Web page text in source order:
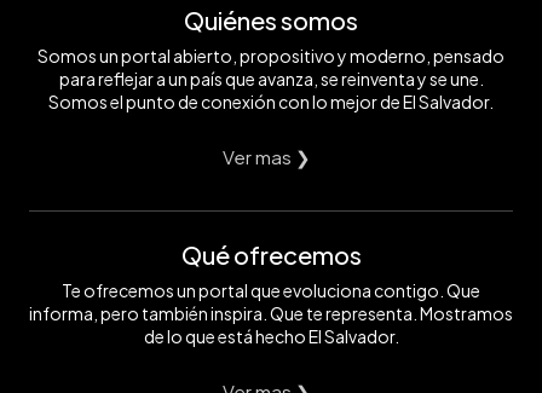
Quiénes somos
Somos un portal abierto, propositivo y moderno, pensado
para reflejar a un país que avanza, se reinventa y se une.
Somos el punto de conexión con lo mejor de El Salvador.
Ver mas ❯
Qué ofrecemos
Te ofrecemos un portal que evoluciona contigo. Que
informa, pero también inspira. Que te representa. Mostramos
de lo que está hecho El Salvador.